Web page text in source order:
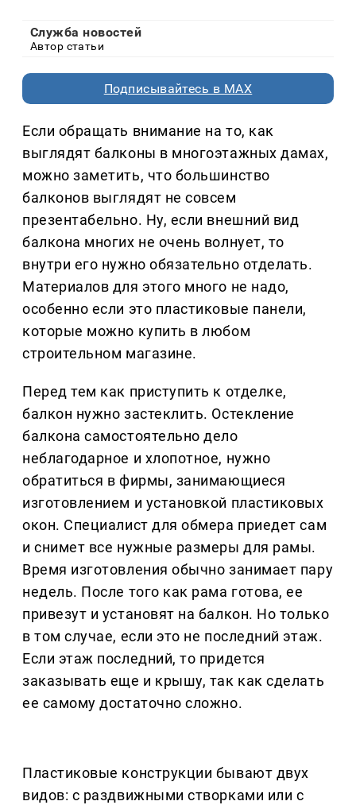
Служба новостей
Автор статьи
Подписывайтесь в MAX
Если обращать внимание на то, как
выглядят балконы в многоэтажных дамах,
можно заметить, что большинство
балконов выглядят не совсем
презентабельно. Ну, если внешний вид
балкона многих не очень волнует, то
внутри его нужно обязательно отделать.
Материалов для этого много не надо,
особенно если это пластиковые панели,
которые можно купить в любом
строительном магазине.
Перед тем как приступить к отделке,
балкон нужно застеклить. Остекление
балкона самостоятельно дело
неблагодарное и хлопотное, нужно
обратиться в фирмы, занимающиеся
изготовлением и установкой пластиковых
окон. Специалист для обмера приедет сам
и снимет все нужные размеры для рамы.
Время изготовления обычно занимает пару
недель. После того как рама готова, ее
привезут и установят на балкон. Но только
в том случае, если это не последний этаж.
Если этаж последний, то придется
заказывать еще и крышу, так как сделать
ее самому достаточно сложно.
Пластиковые конструкции бывают двух
видов: с раздвижными створками или с